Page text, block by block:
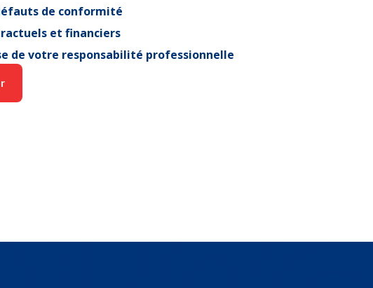
de conformité
et financiers
de votre responsabilité professionnelle